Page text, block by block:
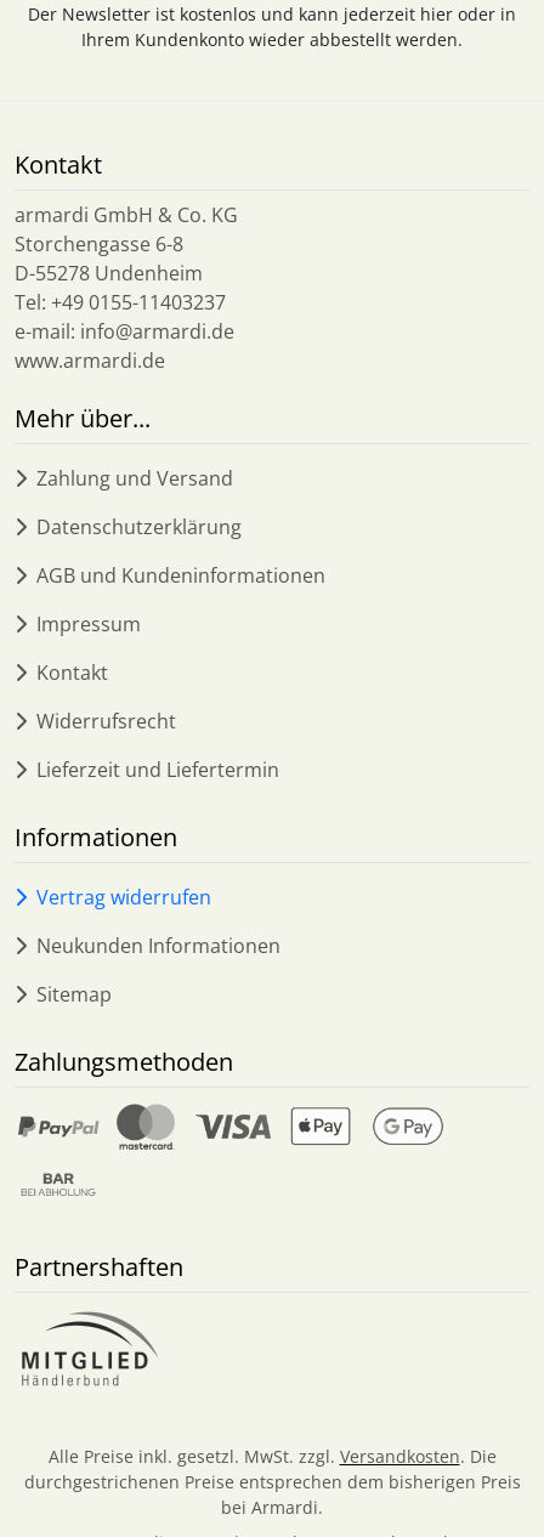
Der Newsletter ist kostenlos und kann jederzeit hier oder in
Ihrem Kundenkonto wieder abbestellt werden.
Kontakt
armardi GmbH & Co. KG
Storchengasse 6-8
D-55278 Undenheim
Tel: +49 0155-11403237
e-mail: info@armardi.de
www.armardi.de
Mehr über...
Zahlung und Versand
Datenschutzerklärung
AGB und Kundeninformationen
Impressum
Kontakt
Widerrufsrecht
Lieferzeit und Liefertermin
Informationen
Vertrag widerrufen
Neukunden Informationen
Sitemap
Zahlungsmethoden
Partnershaften
Alle Preise inkl. gesetzl. MwSt. zzgl. Versandkosten. Die
durchgestrichenen Preise entsprechen dem bisherigen Preis
bei Armardi.